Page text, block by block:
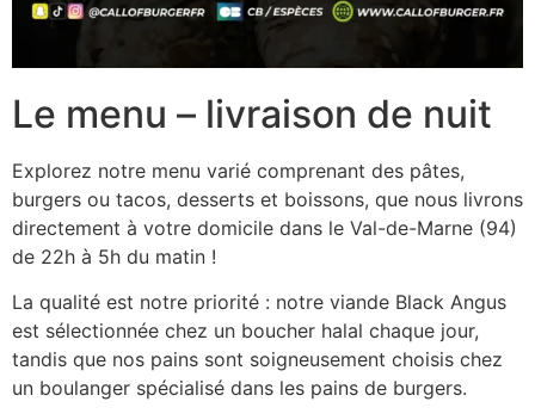
Le menu – livraison de nuit
Explorez notre menu varié comprenant des pâtes,
burgers ou tacos, desserts et boissons, que nous livrons
directement à votre domicile dans le Val-de-Marne (94)
de 22h à 5h du matin !
La qualité est notre priorité : notre viande Black Angus
est sélectionnée chez un boucher halal chaque jour,
tandis que nos pains sont soigneusement choisis chez
un boulanger spécialisé dans les pains de burgers.